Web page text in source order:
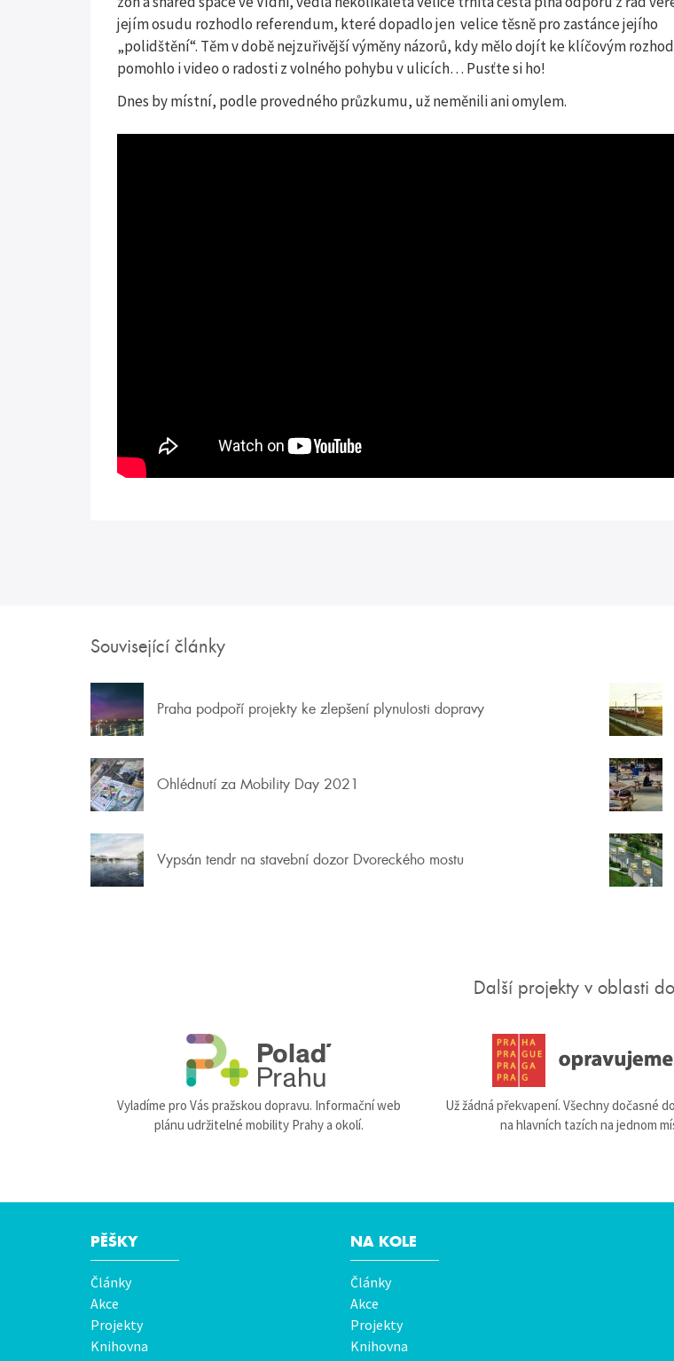
jejím osudu rozhodlo referendum, které dopadlo jen velice těsně pro zastánce jejího
„polidštění“. Těm v době nejzuřivější výměny názorů, kdy mělo dojít ke klíčovým
pomohlo i video o radosti z volného pohybu v ulicích… Pusťte si ho!
Dnes by místní, podle provedného průzkumu, už neměnili ani omylem.
Související články
Praha podpoří projekty ke zlepšení plynulosti dopravy
Ohlédnutí za Mobility Day 2021
Vypsán tendr na stavební dozor Dvoreckého mostu
Další projekty v oblasti
Vyladíme pro Vás pražskou dopravu. Informační web
plánu udržitelné mobility Prahy a okolí.
Už žádná překvapení. Všechny dočasné
na hlavních tazích na jednom
Hlavní
menu
PĚŠKY
Články
Akce
Projekty
Knihovna
NA KOLE
Články
Akce
Projekty
Knihovna